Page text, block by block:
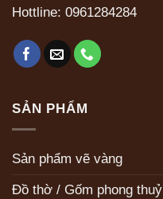
Hottline: 0961284284
SẢN PHẨM
Sản phẩm vẽ vàng
Đồ thờ / Gốm phong thuỷ